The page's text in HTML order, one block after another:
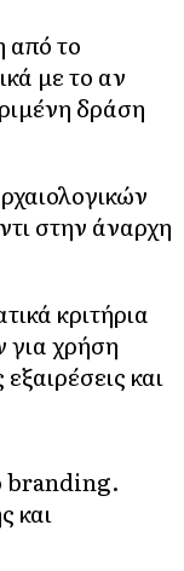
το
με το αν
δράση
στην άναρχη
κριτήρια
για χρήση
και
branding.
και